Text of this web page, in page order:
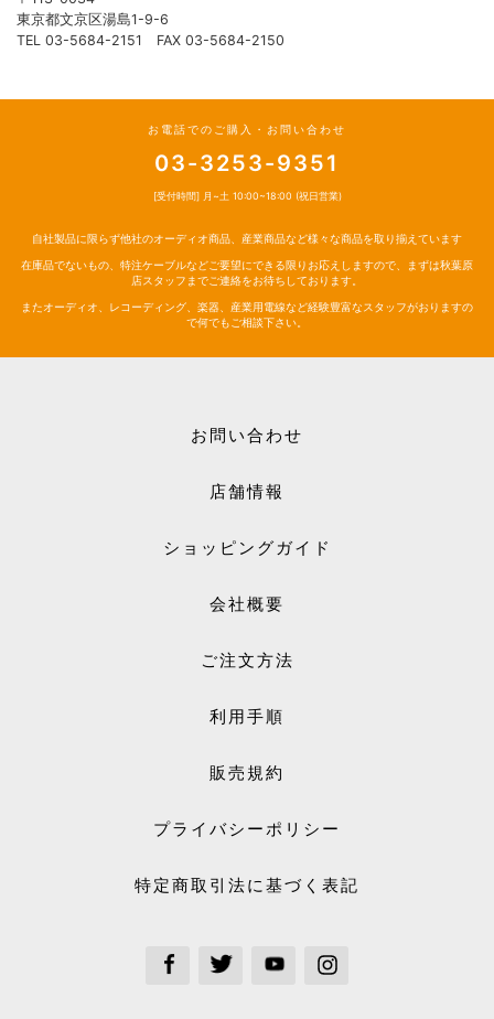
東京都文京区湯島1-9-6
TEL 03-5684-2151 FAX 03-5684-2150
お電話でのご購入・お問い合わせ
03-3253-9351
[受付時間] 月~土 10:00~18:00 (祝日営業)
自社製品に限らず他社のオーディオ商品、産業商品など様々な商品を取り揃えています
在庫品でないもの、特注ケーブルなどご要望にできる限りお応えしますので、まずは秋葉原
店スタッフまでご連絡をお待ちしております。
またオーディオ、レコーディング、楽器、産業用電線など経験豊富なスタッフがおりますの
で何でもご相談下さい。
お問い合わせ
店舗情報
ショッピングガイド
会社概要
ご注文方法
利用手順
販売規約
プライバシーポリシー
特定商取引法に基づく表記
See our FacebookSee our TwitterSee our Youtube channel
See our Instagram Plus